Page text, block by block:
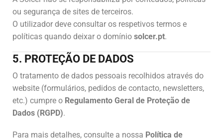
ou segurança de sites de terceiros.
O utilizador deve consultar os respetivos termos e
políticas quando deixar o domínio solcer.pt.
5. PROTEÇÃO DE DADOS
O tratamento de dados pessoais recolhidos através do
website (formulários, pedidos de contacto, newsletters,
etc.) cumpre o Regulamento Geral de Proteção de
Dados (RGPD).
Para mais detalhes, consulte a nossa Política de